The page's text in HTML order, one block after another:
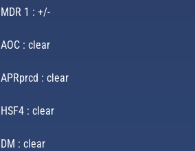
MDR 1 : +/-
AOC : clear
APRprcd : clear
HSF4 : clear
DM : clear